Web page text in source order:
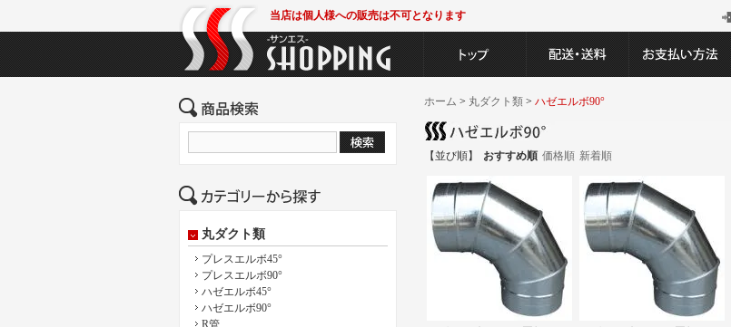
当店は個人様への販売は不可となります
丸ダクト類
プレスエルボ45°
プレスエルボ90°
ハゼエルボ45°
ハゼエルボ90°
R管
ホーム > 丸ダクト類 > ハゼエルボ90°
【並び順】 おすすめ順 価格順 新着順